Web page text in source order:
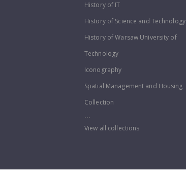
History of IT
History of Science and Technology
History of Warsaw University of
Technology
Iconography
Spatial Management and Housing
Collection
...
View all collections